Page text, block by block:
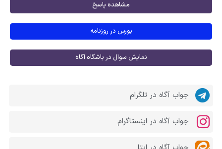
مشاهده پاسخ
بورس در روزنامه
نمایش سوال در باشگاه آگاه
جواب آگاه در تلگرام
جواب آگاه در اینستاگرام